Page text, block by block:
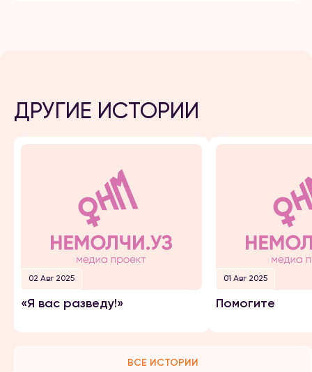
ДРУГИЕ ИСТОРИИ
02 Авг 2025
«Я вас разведу!»
01 Авг 2025
Помогите
ВСЕ ИСТОРИИ